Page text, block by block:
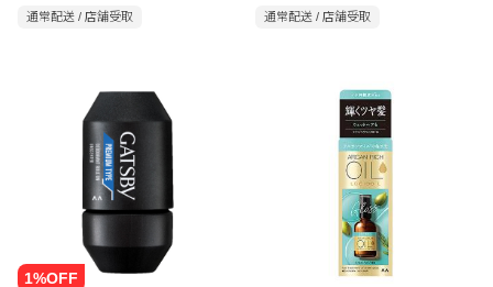
通常配送 / 店舗受取 通常配送 / 店舗受取